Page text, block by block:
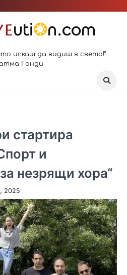
искаш да видиш в света!”
Ганди
стартира
и
незрящи хора“
2025